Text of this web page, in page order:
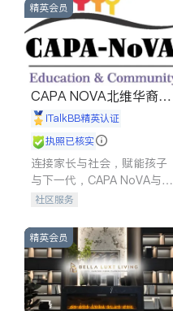
信托/遗嘱
商业
索赔
律师-其它 保释
精英会员
CAPA NOVA北维华裔家
长会iTalkBB精英认证
执照已核实
连接家长与社会，赋能孩子
与下一代，CAPA NoVA与您
携手建设包容、公平、充满
社区服务
精英会员